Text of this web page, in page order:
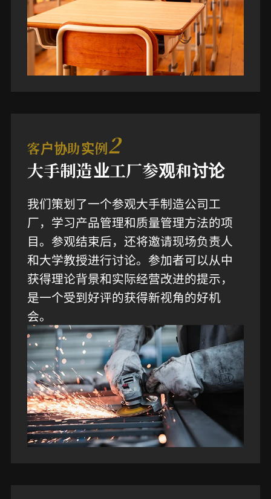
客户协助实例2
大手制造业工厂参观和讨论
我们策划了一个参观大手制造公司工
厂，学习产品管理和质量管理方法的项
目。参观结束后，还将邀请现场负责人
和大学教授进行讨论。参加者可以从中
获得理论背景和实际经营改进的提示，
是一个受到好评的获得新视角的好机
会。